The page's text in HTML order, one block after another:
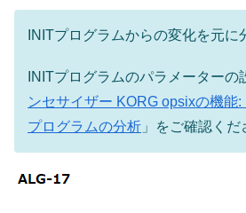
INITプログラムからの変化を元に
INITプログラムのパラメーターの
ンセサイザー KORG opsixの機能:
プログラムの分析 」をご確認くだ